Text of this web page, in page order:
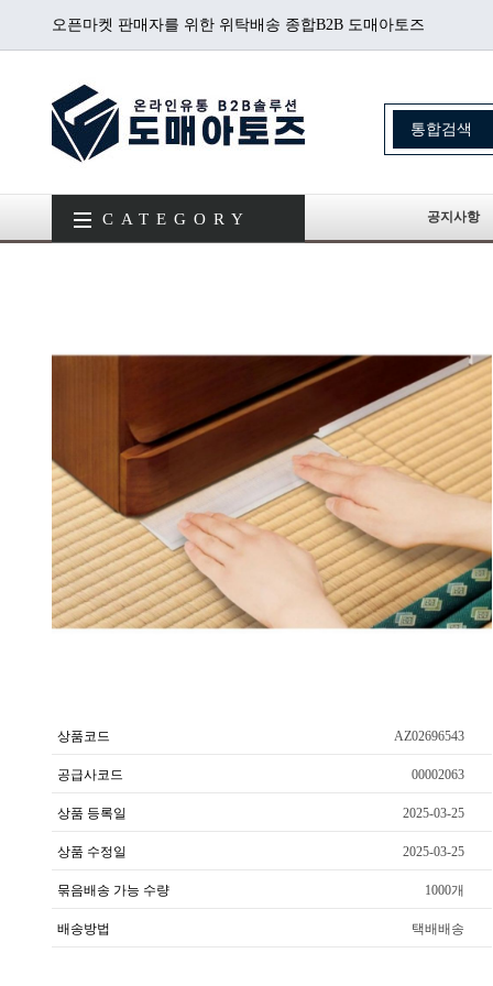
오픈마켓 판매자를 위한 위탁배송 종합B2B 도매아토즈
CATEGORY 공지사항
상품코드 AZ02696543
공급사코드 00002063
상품 등록일 2025-03-25
상품 수정일 2025-03-25
묶음배송 가능 수량 1000개
배송방법 택배배송